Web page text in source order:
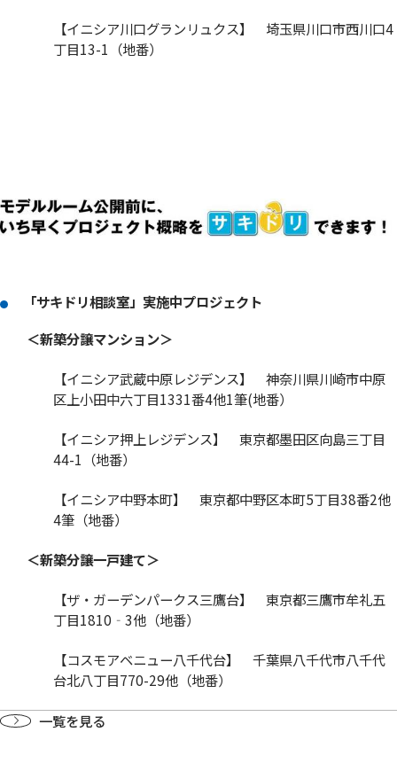
【イニシア川口グランリュクス】 埼玉県川口市西川口4
丁目13-1（地番）
「サキドリ相談室」実施中プロジェクト
＜新築分譲マンション＞
【イニシア武蔵中原レジデンス】 神奈川県川崎市中原
区上小田中六丁目1331番4他1筆(地番）
【イニシア押上レジデンス】 東京都墨田区向島三丁目
44-1（地番）
【イニシア中野本町】 東京都中野区本町5丁目38番2他
4筆（地番）
＜新築分譲一戸建て＞
【ザ・ガーデンパークス三鷹台】 東京都三鷹市牟礼五
丁目1810‐3他（地番）
【コスモアベニュー八千代台】 千葉県八千代市八千代
台北八丁目770-29他（地番）
一覧を見る